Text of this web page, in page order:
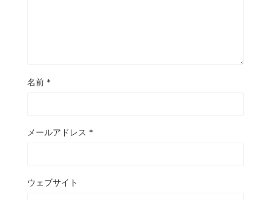
名前 *
メールアドレス *
ウェブサイト